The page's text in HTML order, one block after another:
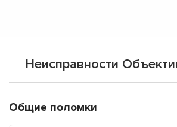
Неисправности
Общие поломки